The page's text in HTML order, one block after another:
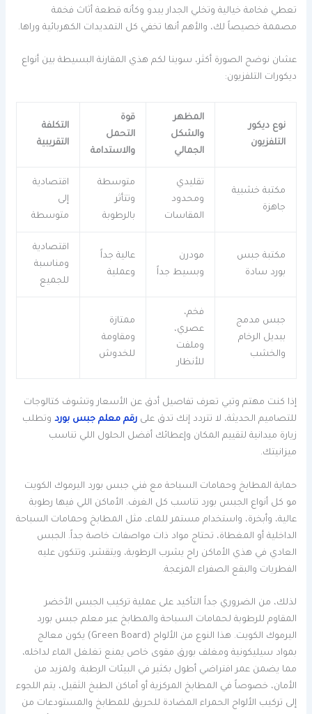
تعطي فخامة خيالية وتخلي الجدار يبدو وكأنه قطعة أثاث فخمة
مصممة خصيصاً لك، والأهم أنها تخفي كل التمديدات الكهربائية وراها.
عشان نوضح الصورة أكثر، سوينا لكم هذي المقارنة البسيطة بين أنواع
ديكورات التلفزيون:
نوع ديكور
التلفزيون
المظهر
والشكل
الجمالي
قوة
التحمل
والاستدامة
التكلفة
التقريبية
مكتبة خشبية
جاهزة
تقليدي
ومحدود
المقاسات
متوسطة
وتتأثر
بالرطوبة
اقتصادية
إلى
متوسطة
مكتبة جبس
بورد سادة
مودرن
وبسيط جداً
عالية جداً
وعملية
اقتصادية
ومناسبة
للجميع
جبس مدمج
ببديل الرخام
والخشب
فخم،
عصري،
وملفت
للأنظار
ممتازة
ومقاومة
للخدوش
إذا كنت مهتم وتبي تعرف تفاصيل أدق عن الأسعار وتشوف كتالوجات
للتصاميم الحديثة، لا تتردد إنك تدق علىرقم معلم جبس بورد وتطلب
زيارة ميدانية لتقييم المكان وإعطائك أفضل الحلول اللي تناسب
ميزانيتك.
حماية المطابخ وحمامات السباحة مع فني جبس بورد اليرموك الكويت
مو كل أنواع الجبس بورد تناسب كل الغرف. الأماكن اللي فيها رطوبة
عالية، وأبخرة، واستخدام مستمر للماء، مثل المطابخ وحمامات السباحة
الداخلية أو المغطاة، تحتاج مواد ذات مواصفات خاصة جداً. الجبس
العادي في هذي الأماكن راح يشرب الرطوبة، ويتقشر، وتتكون عليه
الفطريات والبقع الصفراء المزعجة.
لذلك، من الضروري جداً التأكيد على عملية تركيب الجبس الأخضر
المقاوم للرطوبة لحمامات السباحة والمطابخ عبر معلم جبس بورد
اليرموك الكويت. هذا النوع من الألواح (Green Board) يكون معالج
بمواد سيليكونية ومغلف بورق مقوى خاص يمنع تغلغل الماء لداخله،
مما يضمن عمر افتراضي أطول بكثير في البيئات الرطبة. ولمزيد من
الأمان، خصوصاً في المطابخ المركزية أو أماكن الطبخ الثقيل، يتم اللجوء
إلى تركيب الألواح الحمراء المضادة للحريق للمطابخ والمستودعات من